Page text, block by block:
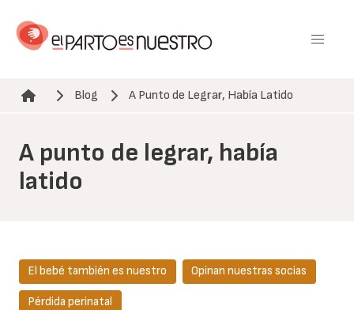
contenido
Ruta de navegación
Blog A Punto de Legrar, Había Latido
A punto de legrar, había
latido
El bebé también es nuestro Opinan nuestras socias
Pérdida perinatal